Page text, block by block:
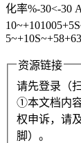
化率%-30<-30
资源链接
请先登录（
①本文档内
权申诉，请
脚）。